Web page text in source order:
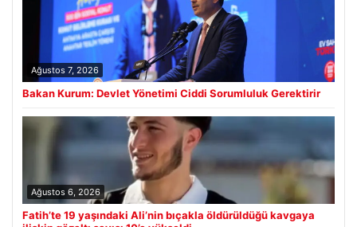
Ağustos 7, 2026
Bakan Kurum: Devlet Yönetimi Ciddi Sorumluluk Gerektirir
Ağustos 6, 2026
Fatih’te 19 yaşındaki Ali’nin bıçakla öldürüldüğü kavgaya